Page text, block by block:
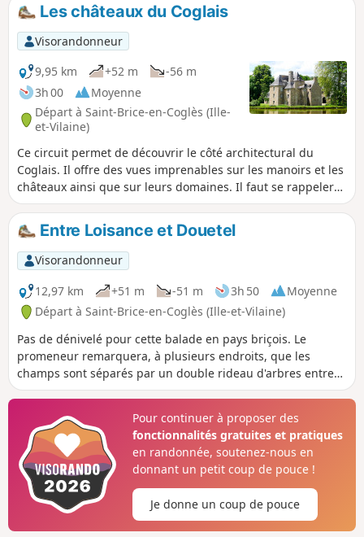
Les châteaux du Coglais
Visorandonneur
9,95 km
+52 m
-56 m
3h 00
Moyenne
Départ à Saint-Brice-en-Coglès (Ille-
et-Vilaine)
Ce circuit permet de découvrir le côté architectural du
Coglais. Il offre des vues imprenables sur les manoirs et les
châteaux ainsi que sur leurs domaines. Il faut se rappeler
qu'au Moyen-Age, la Seigneurie de Saint-Brice avait une
importance exceptionnelle dans la baronnie de Fougères.
Plus tard, en 1794, c'est ici qu'à débuté la première
chouannerie, comme la seconde en 1815.
Entre Loisance et Douetel
Visorandonneur
12,97 km
+51 m -51 m 3h 50
Moyenne
Départ à Saint-Brice-en-Coglès (Ille-et-Vilaine)
Pas de dénivelé pour cette balade en pays briçois. Le
promeneur remarquera, à plusieurs endroits, que les
champs sont séparés par un double rideau d'arbres entre
lequel est tracé le cheminement emprunté.
Pour continuer à proposer des
fonctionnalités gratuites et pratiques
en randonnée, soutenez-nous en
donnant un petit coup de pouce !
Je donne un coup de pouce